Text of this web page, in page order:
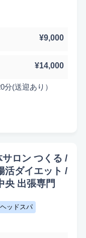
徒歩10分以内
¥9,000
¥14,000
分(送迎あり）
ロン つくる /
活ダイエット /
央 出張専門
ヘッドスパ